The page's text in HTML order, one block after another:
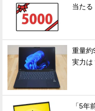
当たる
重量約
実力は
「5年